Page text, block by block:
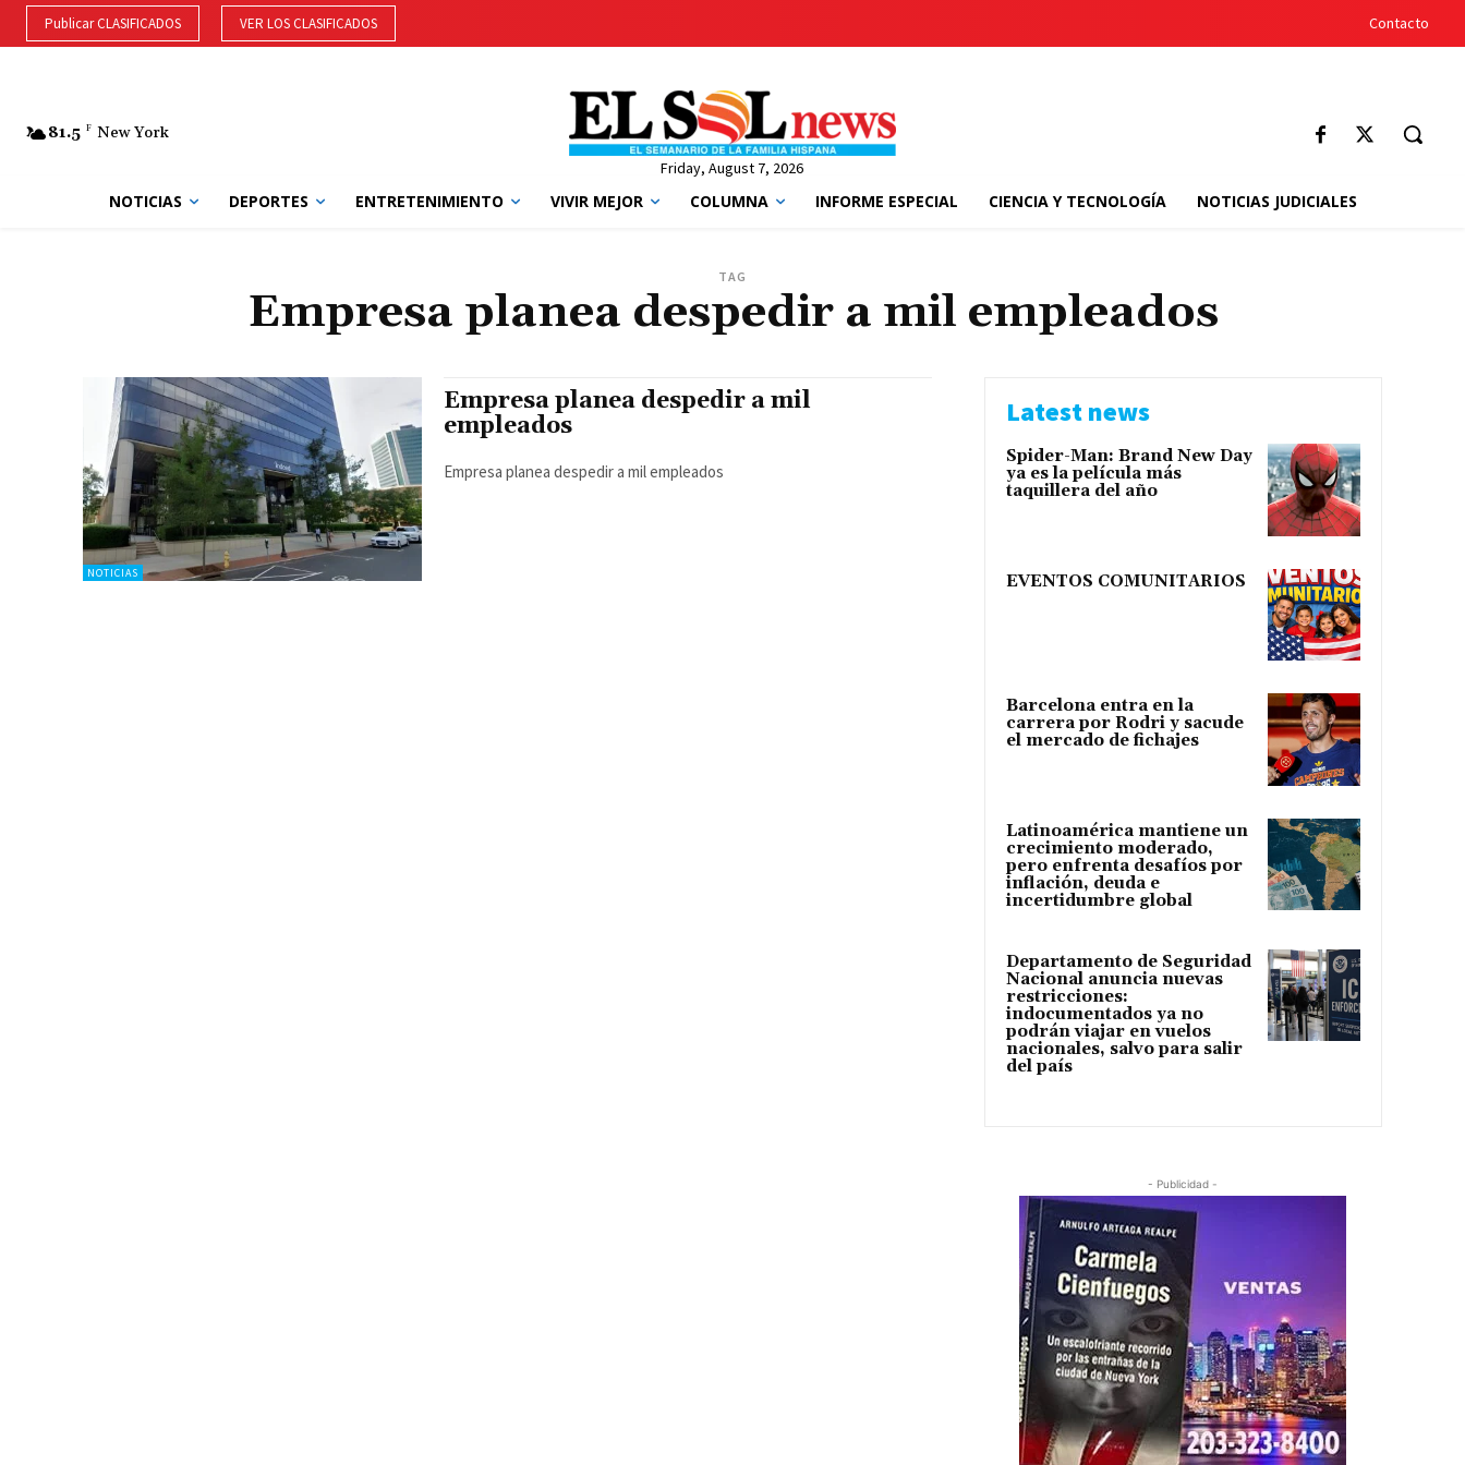
Publicar CLASIFICADOS VER LOS CLASIFICADOS Contacto
81.5 F New York
Friday, August 7, 2026
NOTICIAS DEPORTES ENTRETENIMIENTO VIVIR MEJOR COLUMNA INFORME ESPECIAL CIENCIA Y TECNOLOGÍA NOTICIAS JUDICIALES
TAG
Empresa planea despedir a mil empleados
NOTICIAS
Empresa planea despedir a mil
empleados
Empresa planea despedir a mil empleados
Latest news
Spider-Man: Brand New Day
ya es la película más
taquillera del año
EVENTOS COMUNITARIOS
Barcelona entra en la
carrera por Rodri y sacude
el mercado de fichajes
Latinoamérica mantiene un
crecimiento moderado,
pero enfrenta desafíos por
inflación, deuda e
incertidumbre global
Departamento de Seguridad
Nacional anuncia nuevas
restricciones:
indocumentados ya no
podrán viajar en vuelos
nacionales, salvo para salir
del país
- Publicidad -